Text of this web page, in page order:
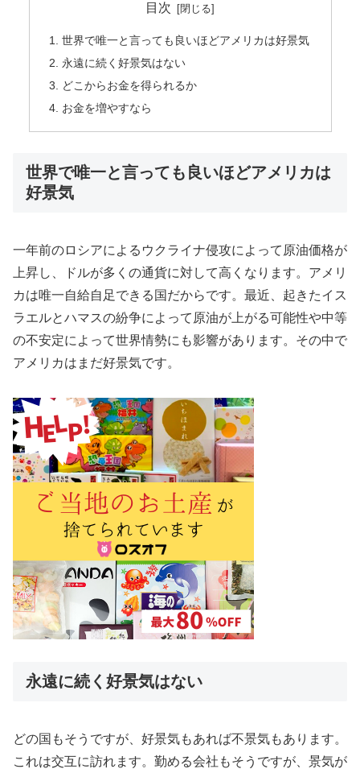
目次
世界で唯一と言っても良いほどアメリカは好景気
永遠に続く好景気はない
どこからお金を得られるか
お金を増やすなら
世界で唯一と言っても良いほどアメリカは
好景気
一年前のロシアによるウクライナ侵攻によって原油価格が
上昇し、ドルが多くの通貨に対して高くなります。アメリ
カは唯一自給自足できる国だからです。最近、起きたイス
ラエルとハマスの紛争によって原油が上がる可能性や中等
の不安定によって世界情勢にも影響があります。その中で
アメリカはまだ好景気です。
永遠に続く好景気はない
どの国もそうですが、好景気もあれば不景気もあります。
これは交互に訪れます。勤める会社もそうですが、景気が